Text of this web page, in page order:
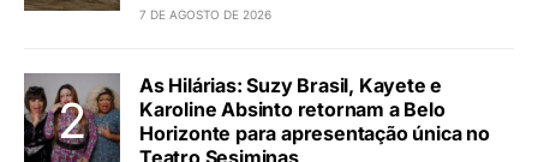
7 DE AGOSTO DE 2026
As Hilárias: Suzy Brasil, Kayete e
Karoline Absinto retornam a Belo
Horizonte para apresentação única no
Teatro Sesiminas